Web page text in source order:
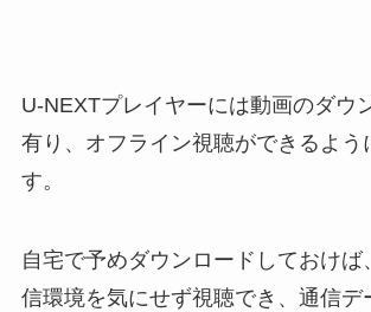
U-NEXTプレイヤーには動画のダウ
有り、オフライン視聴ができるよう
す。
自宅で予めダウンロードしておけば
信環境を気にせず視聴でき、通信デ